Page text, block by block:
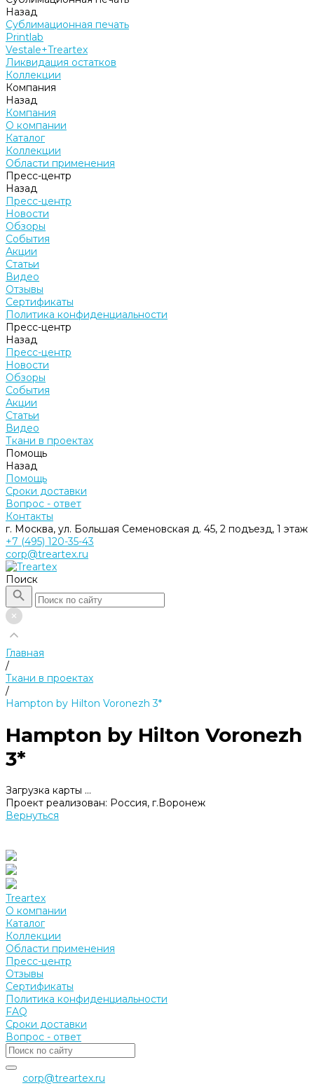
Назад
Сублимационная печать
Printlab
Vestale+Treartex
Ликвидация остатков
Коллекции
Компания
Назад
Компания
О компании
Каталог
Коллекции
Области применения
Пресс-центр
Назад
Пресс-центр
Новости
Обзоры
События
Акции
Статьи
Видео
Отзывы
Сертификаты
Политика конфиденциальности
Пресс-центр
Назад
Пресс-центр
Новости
Обзоры
События
Акции
Статьи
Видео
Ткани в проектах
Помощь
Назад
Помощь
Сроки доставки
Вопрос - ответ
Контакты
г. Москва, ул. Большая Семеновская д. 45, 2 подъезд, 1 этаж
+7 (495) 120-35-43
corp@treartex.ru
Поиск
Главная
/
Ткани в проектах
/
Hampton by Hilton Voronezh 3*
Hampton by Hilton Voronezh
3*
Загрузка карты ...
Проект реализован: Россия, г.Воронеж
Вернуться
Treartex
О компании
Каталог
Коллекции
Области применения
Пресс-центр
Отзывы
Сертификаты
Политика конфиденциальности
FAQ
Сроки доставки
Вопрос - ответ
corp@treartex.ru